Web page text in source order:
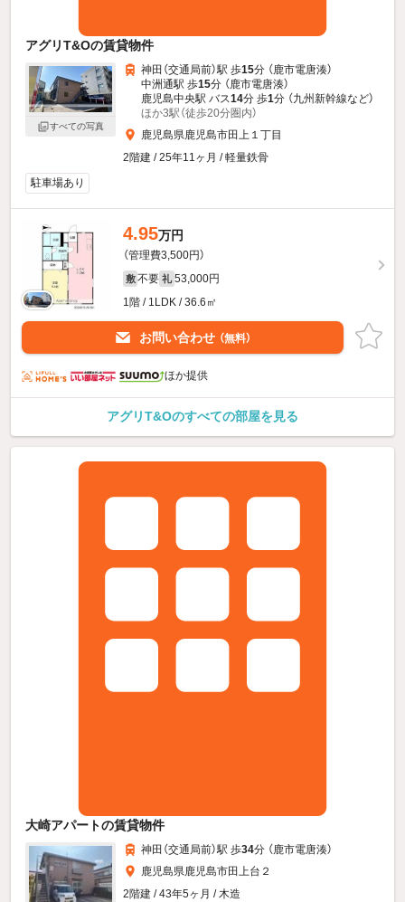
アグリT&Oの賃貸物件
すべての写真
神田（交通局前）駅 歩15分 （鹿市電唐湊）
中洲通駅 歩15分 （鹿市電唐湊）
鹿児島中央駅 バス14分 歩1分 （九州新幹線など）
ほか3駅（徒歩20分圏内）
鹿児島県鹿児島市田上１丁目
2階建 / 25年11ヶ月 / 軽量鉄骨
駐車場あり
4.95万円
（管理費3,500円）
敷 不要 礼 53,000円
1階 / 1LDK / 36.6㎡
お問い合わせ （無料）
ほか提供
アグリT&Oのすべての部屋を見る
大崎アパートの賃貸物件
神田（交通局前）駅 歩34分 （鹿市電唐湊）
鹿児島県鹿児島市田上台２
2階建 / 43年5ヶ月 / 木造